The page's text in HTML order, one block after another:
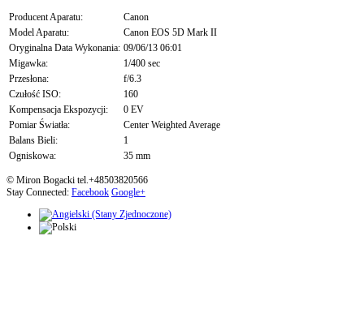
Producent Aparatu:
Canon
Model Aparatu:
Canon EOS 5D Mark II
Oryginalna Data Wykonania: 09/06/13 06:01
Migawka:
1/400 sec
Przesłona:
f/6.3
Czułość ISO:
160
Kompensacja Ekspozycji:
0 EV
Pomiar Światła:
Center Weighted Average
Balans Bieli:
1
Ogniskowa:
35 mm
© Miron Bogacki tel.+48503820566
Stay Connected: Facebook Google+